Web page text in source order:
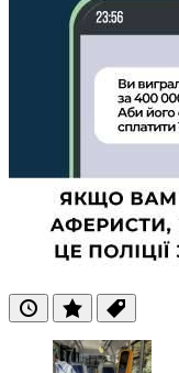
ОстанніПопулярні
Теги